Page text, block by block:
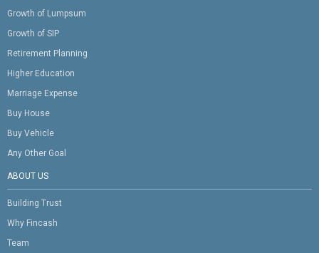
Growth of Lumpsum
Growth of SIP
Retirement Planning
Higher Education
Marriage Expense
Buy House
Buy Vehicle
Any Other Goal
ABOUT US
Building Trust
Why Fincash
Team